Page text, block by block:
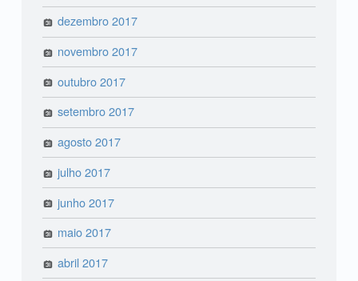
dezembro 2017
novembro 2017
outubro 2017
setembro 2017
agosto 2017
julho 2017
junho 2017
maio 2017
abril 2017